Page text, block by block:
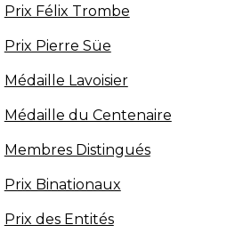
Prix Félix Trombe
Prix Pierre Süe
Médaille Lavoisier
Médaille du Centenaire
Membres Distingués
Prix Binationaux
Prix des Entités